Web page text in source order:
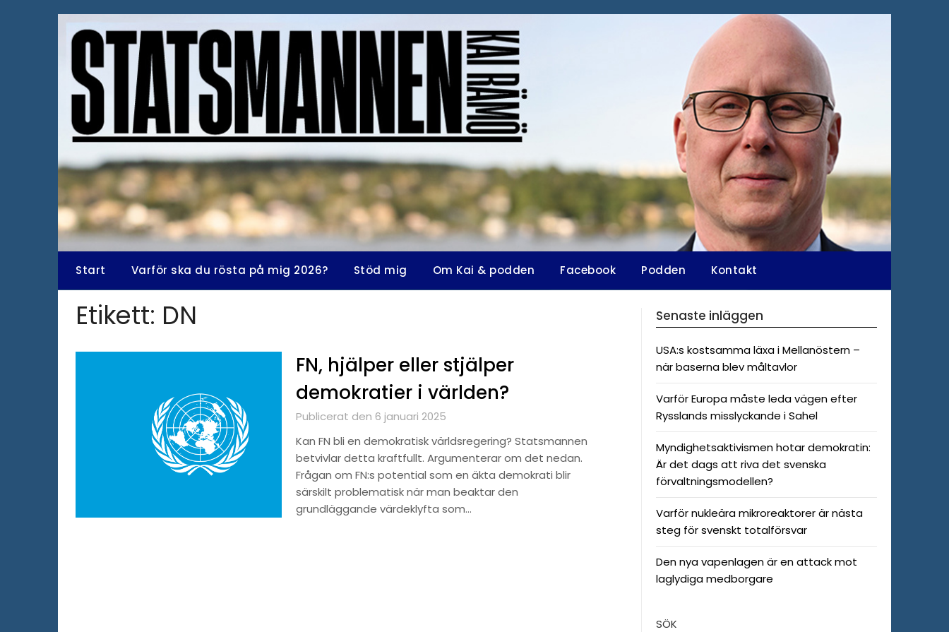
Start Varför ska du rösta på mig 2026? Stöd mig Om Kai & podden Facebook Podden Kontakt
Etikett: DN
FN, hjälper eller stjälper
demokratier i världen?
Publicerat den 6 januari 2025
Kan FN bli en demokratisk världsregering? Statsmannen
betvivlar detta kraftfullt. Argumenterar om det nedan.
Frågan om FN:s potential som en äkta demokrati blir
särskilt problematisk när man beaktar den
grundläggande värdeklyfta som…
Senaste inläggen
USA:s kostsamma läxa i Mellanöstern –
när baserna blev måltavlor
Varför Europa måste leda vägen efter
Rysslands misslyckande i Sahel
Myndighetsaktivismen hotar demokratin:
Är det dags att riva det svenska
förvaltningsmodellen?
Varför nukleära mikroreaktorer är nästa
steg för svenskt totalförsvar
Den nya vapenlagen är en attack mot
laglydiga medborgare
SÖK